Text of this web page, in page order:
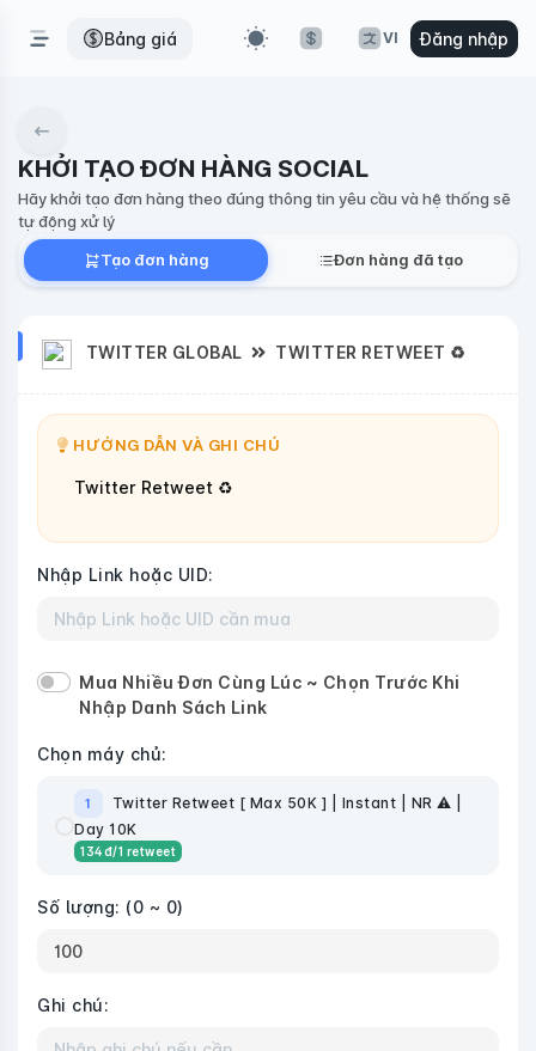
Bảng giá VI Đăng nhập
KHỞI TẠO ĐƠN HÀNG SOCIAL
Hãy khởi tạo đơn hàng theo đúng thông tin yêu cầu và hệ thống sẽ
tự động xử lý
Tạo đơn hàng
Đơn hàng đã tạo
TWITTER GLOBAL TWITTER RETWEET ♻️
HƯỚNG DẪN VÀ GHI CHÚ
Twitter Retweet ♻️
Nhập Link hoặc UID:
Mua Nhiều Đơn Cùng Lúc ~ Chọn Trước Khi
Nhập Danh Sách Link
Chọn máy chủ:
1
Twitter Retweet [ Max 50K ] | Instant | NR ⚠️ |
Day 10K
134đ/1 retweet
Số lượng: (0 ~ 0)
Ghi chú: